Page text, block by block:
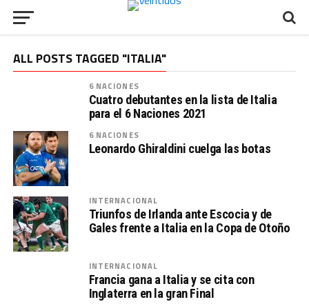
ALL POSTS TAGGED "ITALIA"
6 NACIONES
Cuatro debutantes en la lista de Italia
para el 6 Naciones 2021
6 NACIONES
Leonardo Ghiraldini cuelga las botas
INTERNACIONAL
Triunfos de Irlanda ante Escocia y de
Gales frente a Italia en la Copa de Otoño
INTERNACIONAL
Francia gana a Italia y se cita con
Inglaterra en la gran Final